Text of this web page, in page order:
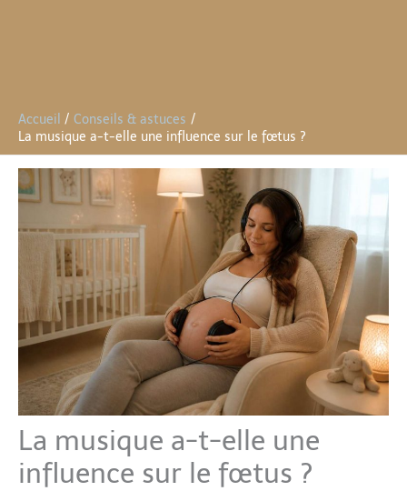
Accueil
Conseils & astuces
La musique a-t-elle une influence sur le fœtus ?
La musique a-t-elle une
influence sur le fœtus ?